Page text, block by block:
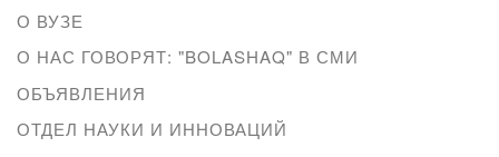
О ВУЗЕ
О НАС ГОВОРЯТ: "BOLASHAQ" В СМИ
ОБЪЯВЛЕНИЯ
ОТДЕЛ НАУКИ И ИННОВАЦИЙ